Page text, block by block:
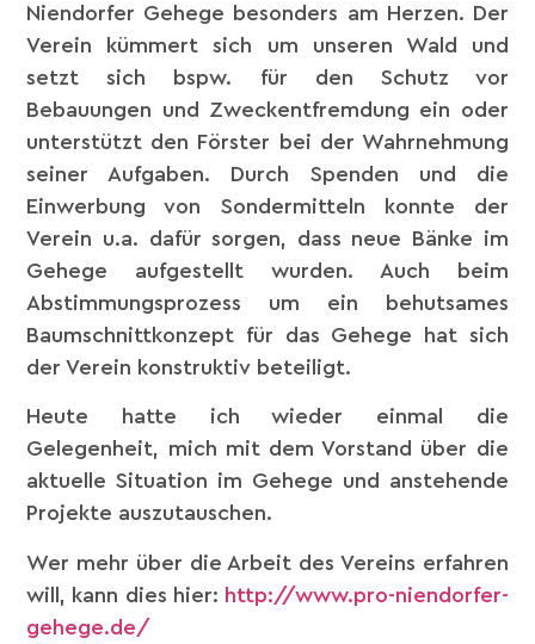
Niendorfer Gehege besonders am Herzen. Der
Verein kümmert sich um unseren Wald und
setzt sich bspw. für den Schutz vor
Bebauungen und Zweckentfremdung ein oder
unterstützt den Förster bei der Wahrnehmung
seiner Aufgaben. Durch Spenden und die
Einwerbung von Sondermitteln konnte der
Verein u.a. dafür sorgen, dass neue Bänke im
Gehege aufgestellt wurden. Auch beim
Abstimmungsprozess um ein behutsames
Baumschnittkonzept für das Gehege hat sich
der Verein konstruktiv beteiligt.
Heute hatte ich wieder einmal die
Gelegenheit, mich mit dem Vorstand über die
aktuelle Situation im Gehege und anstehende
Projekte auszutauschen.
Wer mehr über die Arbeit des Vereins erfahren
will, kann dies hier: http://www.pro-niendorfer-
gehege.de/